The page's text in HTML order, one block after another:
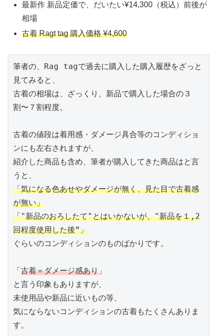
最新作 新品定価で、だいたい¥14,300（税込）前後が
相場
古着 Ragt tag 購入価格 ¥4,600
筆者の、Rag tagで過去に購入した購入履歴をざっと
見てみると、
古着の相場は、ざっくり、新品で購入した場合の３
割〜７割程度。
古着の値段は着用感・ダメージ具合等のコンディショ
ンにも左右されますが、
紹介した商品も含め、筆者が購入してきた商品はと言
「気になる色あせやダメージが無く、見た目で古着感
が無い」
「"新品のおろしたて"とはいかないが、"新品を１,2
回程度使用した後”」
ぐらいのコンディションのものばかりです。
「古着＝ダメージ感あり 」
と言う印象もありますが、
未使用品や新品に近いもの等、
気にならないコンディションの古着もたくさんありま
す。